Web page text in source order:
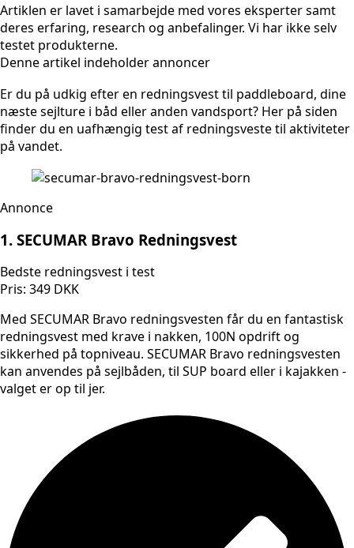
Artiklen er lavet i samarbejde med vores eksperter samt
deres erfaring, research og anbefalinger. Vi har ikke selv
testet produkterne.
Denne artikel indeholder annoncer
Er du på udkig efter en redningsvest til paddleboard, dine
næste sejlture i båd eller anden vandsport? Her på siden
finder du en uafhængig test af redningsveste til aktiviteter
på vandet.
Annonce
1. SECUMAR Bravo Redningsvest
Bedste redningsvest i test
Pris: 349 DKK
Med SECUMAR Bravo redningsvesten får du en fantastisk
redningsvest med krave i nakken, 100N opdrift og
sikkerhed på topniveau. SECUMAR Bravo redningsvesten
kan anvendes på sejlbåden, til SUP board eller i kajakken -
valget er op til jer.